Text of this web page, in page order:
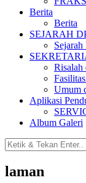
Berita
Berita
SEJARAH
Risalah
Umum
Aplikasi
Album Galeri
laman